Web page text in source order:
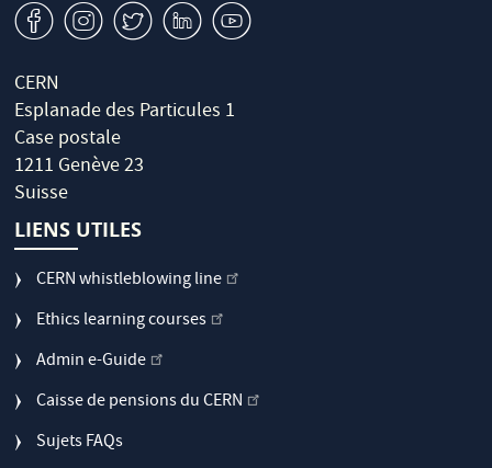
v J W M 1
CERN
Esplanade des Particules 1
Case postale
1211 Genève 23
Suisse
LIENS UTILES
CERN whistleblowing line
Ethics learning courses
Admin e-Guide
Caisse de pensions du CERN
Sujets FAQs